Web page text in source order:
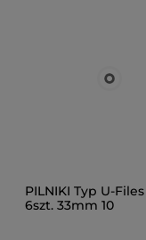
PILNIKI Typ U-
6szt. 33mm 10